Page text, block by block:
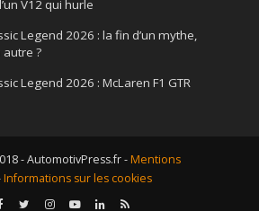
V12 qui hurle
Legend 2026 : la fin d’un mythe,
autre ?
Legend 2026 : McLaren F1 GTR
- AutomotivPress.fr -Mentions
Informations sur les cookies